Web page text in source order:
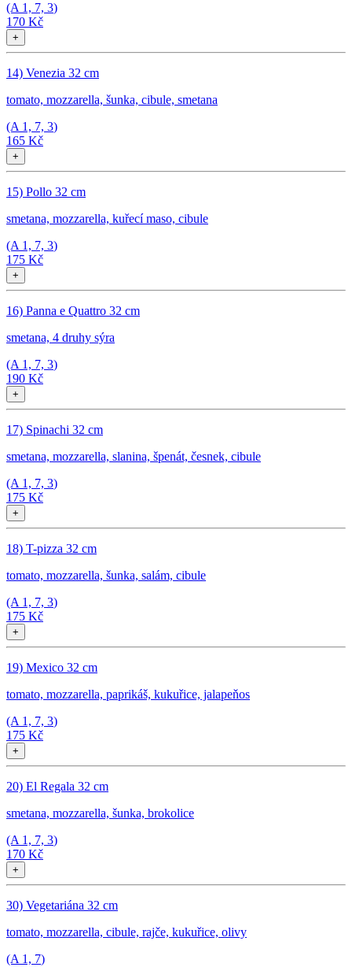
(A 1, 7, 3)
170 Kč
+
14) Venezia 32 cm
tomato, mozzarella, šunka, cibule, smetana
(A 1, 7, 3)
165 Kč
+
15) Pollo 32 cm
smetana, mozzarella, kuřecí maso, cibule
(A 1, 7, 3)
175 Kč
+
16) Panna e Quattro 32 cm
smetana, 4 druhy sýra
(A 1, 7, 3)
190 Kč
+
17) Spinachi 32 cm
smetana, mozzarella, slanina, špenát, česnek, cibule
(A 1, 7, 3)
175 Kč
+
18) T-pizza 32 cm
tomato, mozzarella, šunka, salám, cibule
(A 1, 7, 3)
175 Kč
+
19) Mexico 32 cm
tomato, mozzarella, paprikáš, kukuřice, jalapeňos
(A 1, 7, 3)
175 Kč
+
20) El Regala 32 cm
smetana, mozzarella, šunka, brokolice
(A 1, 7, 3)
170 Kč
+
30) Vegetariána 32 cm
tomato, mozzarella, cibule, rajče, kukuřice, olivy
(A 1, 7)